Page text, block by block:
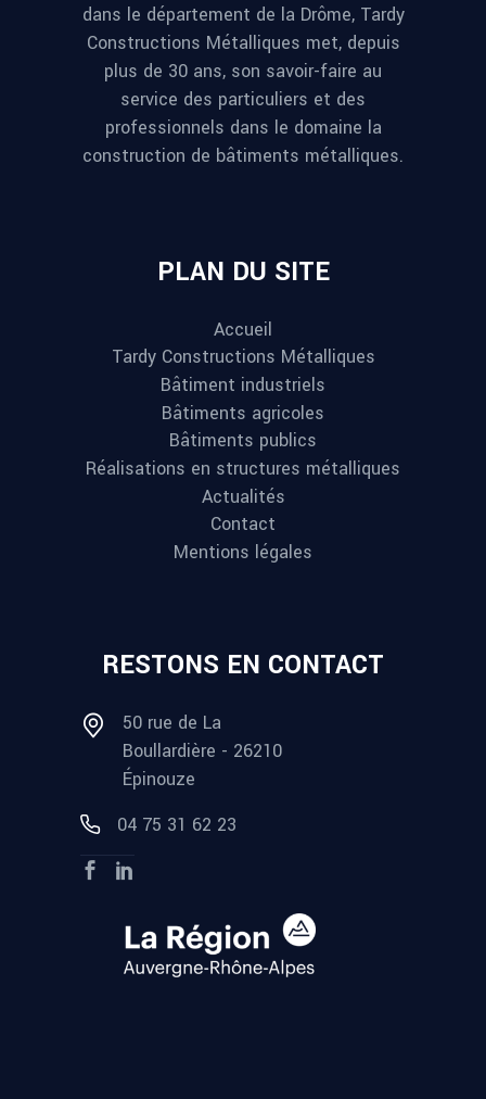
dans le département de la Drôme, Tardy
Constructions Métalliques met, depuis
plus de 30 ans, son savoir-faire au
service des particuliers et des
professionnels dans le domaine la
construction de bâtiments métalliques.
PLAN DU SITE
Accueil
Tardy Constructions Métalliques
Bâtiment industriels
Bâtiments agricoles
Bâtiments publics
Réalisations en structures métalliques
Actualités
Contact
Mentions légales
RESTONS EN CONTACT
50 rue de La
Boullardière - 26210
Épinouze
04 75 31 62 23